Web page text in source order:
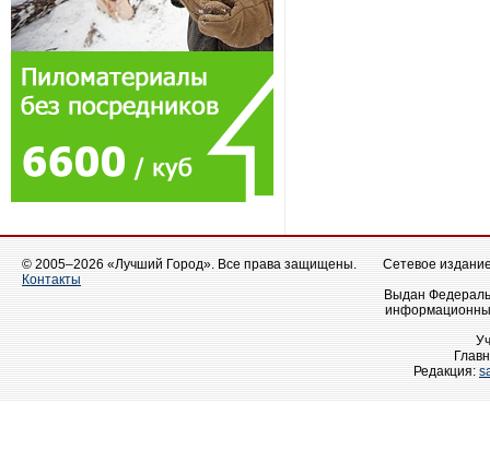
© 2005–2026 «Лучший Город». Все права защищены.
Контакты
Сетевое
Выдан
Редакция: